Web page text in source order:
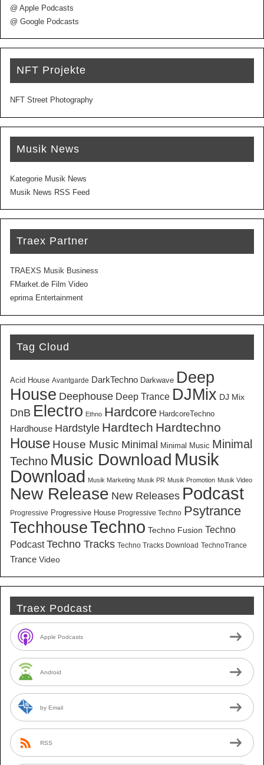
@ Apple Podcasts
@ Google Podcasts
NFT Projekte
NFT Street Photography
Musik News
Kategorie Musik News
Musik News RSS Feed
Traex Partner
TRAEXS Musik Business
FMarket.de Film Video
eprima Entertainment
Tag Cloud
Acid House Avantgarde DarkTechno Darkwave Deep
House Deephouse Deep Trance DJMix DJ Mix
DnB Electro Ethno Hardcore HardcoreTechno
Hardhouse Hardstyle Hardtech Hardtechno
House House Music Minimal Minimal Music Minimal
Techno Music Download Musik
Download Musik Marketing Musik PR Musik Promotion Musik Video
New Release New Releases Podcast
Progressive Progressive House Progressive Techno Psytrance
TechhouseTechno Techno Fusion Techno
Podcast Techno Tracks Techno Tracks Download TechnoTrance
Trance Video
Traex Podcast
Apple Podcasts
Android
by Email
RSS